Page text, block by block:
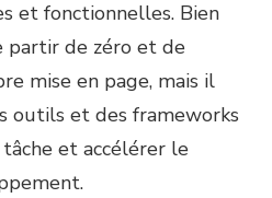
et fonctionnelles. Bien
partir de zéro et de
mise en page, mais il
outils et des frameworks
et accélérer le